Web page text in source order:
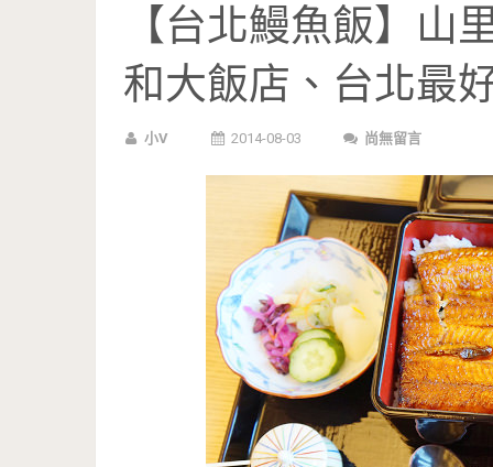
【台北鰻魚飯】山
和大飯店、台北最
小V 2014-08-03 尚無留言